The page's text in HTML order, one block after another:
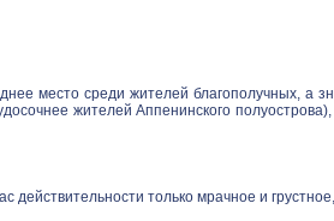
место среди жителей благополучных, а
жителей Аппенинского
только мрачное и